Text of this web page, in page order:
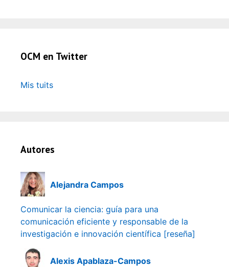
OCM en Twitter
Mis tuits
Autores
Alejandra Campos
Comunicar la ciencia: guía para una
comunicación eficiente y responsable de la
investigación e innovación científica [reseña]
Alexis Apablaza-Campos